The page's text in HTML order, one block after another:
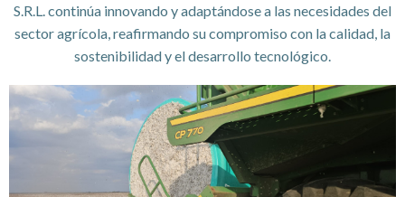
S.R.L. continúa innovando y adaptándose a las necesidades del
sector agrícola, reafirmando su compromiso con la calidad, la
sostenibilidad y el desarrollo tecnológico.